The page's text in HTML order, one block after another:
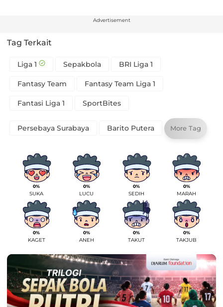
Advertisement
Tag Terkait
Liga 1 Sepakbola BRI Liga 1
Fantasy Team Fantasy Team Liga 1
Fantasi Liga 1 SportBites
Persebaya Surabaya Barito Putera More Tag
0%
SUKA
0%
LUCU
0%
SEDIH
0%
MARAH
0%
KAGET
0%
ANEH
0%
TAKUT
0%
TAKJUB